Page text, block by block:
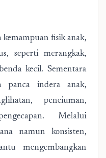
fisik anak,
seperti merangkak,
kecil. Sementara
panca indera anak,
penciuman,
Melalui
namun konsisten,
mengembangkan